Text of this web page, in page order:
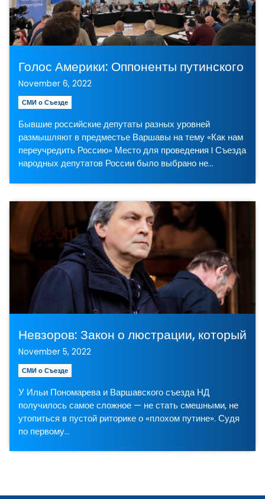
Голос Америки: Оппоненты путинского
November 6, 2022
СМИ о Съезде
Бывшие российские депутаты разных уровней
размышляют в предместье Варшавы на тему «Как нам
переучредить Россию» Место для проведения I Съезда
народных депутатов России было выбрано не…
Невзоров: Закон о люстрации, который
November 5, 2022
СМИ о Съезде
У Ильи Пономарева и Варшавского съезда НД
получилось самое сложное — не стать смешными, не
утопиться в пустой риторике о «плохом путине». Судя
по первому…